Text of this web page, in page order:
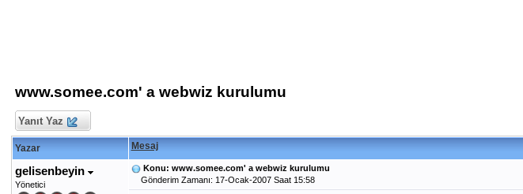
www.somee.com' a webwiz kurulumu
Yanıt Yaz
Yazar Mesaj
gelisenbeyin
Yönetici
Konu: www.somee.com' a webwiz kurulumu
Gönderim Zamanı: 17-Ocak-2007 Saat 15:58